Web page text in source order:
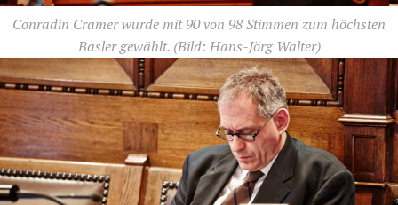
Conradin Cramer wurde mit 90 von 98 Stimmen zum höchsten
Basler gewählt. (Bild: Hans-Jörg Walter)